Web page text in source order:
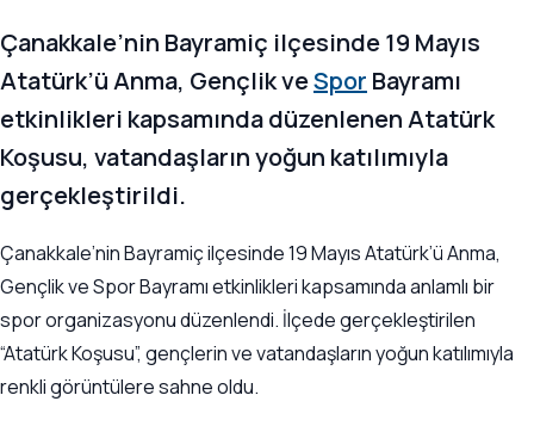
Çanakkale’nin Bayramiç ilçesinde 19 Mayıs
Atatürk’ü Anma, Gençlik veSpor Bayramı
etkinlikleri kapsamında düzenlenen Atatürk
Koşusu, vatandaşların yoğun katılımıyla
gerçekleştirildi.
Çanakkale’nin Bayramiç ilçesinde 19 Mayıs Atatürk’ü Anma,
Gençlik ve Spor Bayramı etkinlikleri kapsamında anlamlı bir
spor organizasyonu düzenlendi. İlçede gerçekleştirilen
“Atatürk Koşusu”, gençlerin ve vatandaşların yoğun katılımıyla
renkli görüntülere sahne oldu.